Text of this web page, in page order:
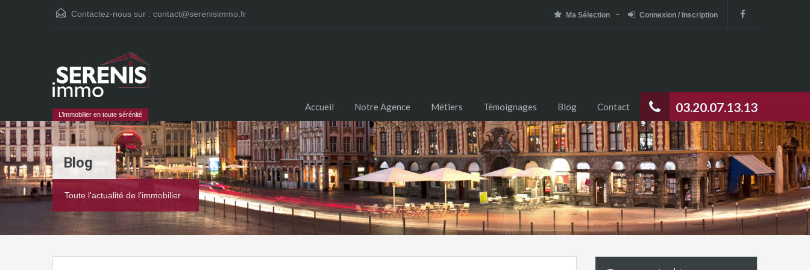
Contactez-nous sur : contact@serenisimmo.fr Ma Sélection Connexion / Inscription
L’immobilier en toute sérénité 03.20.07.13.13
Accueil Notre Agence Métiers Témoignages Blog Contact
Blog
Toute l'actualité de l'immobilier